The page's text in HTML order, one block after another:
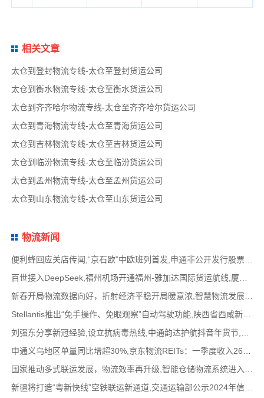
相关文章
太仓到登封物流专线-太仓至登封货运公司
太仓到衡水物流专线-太仓至衡水货运公司
太仓到齐齐哈尔物流专线-太仓至齐齐哈尔货运公司
太仓到青海物流专线-太仓至青海货运公司
太仓到吉林物流专线-太仓至吉林货运公司
太仓到临汾物流专线-太仓至临汾货运公司
太仓到孟州物流专线-太仓至孟州货运公司
太仓到山东物流专线-太仓至山东货运公司
物流新闻
便利蜂回应关店传闻,“京石欧”中欧班列首发,申通非公开发行股票方案失效,老挝中通和老挝
百世接入DeepSeek,福州机场开通福州-雅加达国际货运航线,厦门拟立法保障网约配送员劳动权益
新春开局物流数据向好，折射经济平稳开局暖意浓,智慧物流发展迅猛，新一代信息技术深度融
Stellantis推出“免手操作、免眼观察”自动驾驶功能,陕西省西咸新区公示首批智能网联道路测试
新疆将打造“粤新快线”空铁联运新通道,交通运输部公示2024年信用交通典型案例,网络货运平